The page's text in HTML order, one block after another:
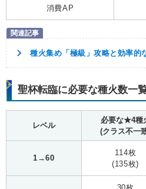
消費AP
種火集め「極級」攻略と効率的
聖杯転臨に必要な種火数一
レベル
必要な★4種
(クラス不一
1→60
114枚
(135枚)